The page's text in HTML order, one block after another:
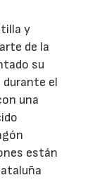
y
de la
su
durante el
una
están